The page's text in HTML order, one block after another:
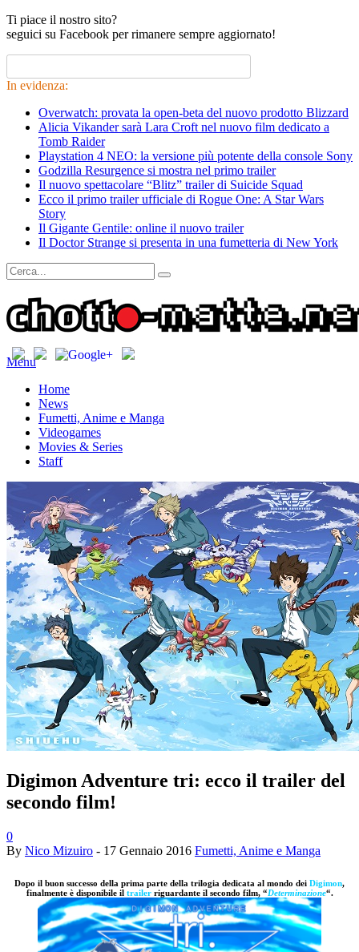
Ti piace il nostro sito?
seguici su Facebook per rimanere sempre aggiornato!
In evidenza:
Overwatch: provata la open-beta del nuovo prodotto Blizzard
Alicia Vikander sarà Lara Croft nel nuovo film dedicato a
Tomb Raider
Playstation 4 NEO: la versione più potente della console Sony
Godzilla Resurgence si mostra nel primo trailer
Il nuovo spettacolare “Blitz” trailer di Suicide Squad
Ecco il primo trailer ufficiale di Rogue One: A Star Wars
Story
Il Gigante Gentile: online il nuovo trailer
Il Doctor Strange si presenta in una fumetteria di New York
Menu
Home
News
Fumetti, Anime e Manga
Videogames
Movies & Series
Staff
Digimon Adventure tri: ecco il trailer del
secondo film!
0
By Nico Mizuiro - 17 Gennaio 2016 Fumetti, Anime e Manga
Dopo il buon successo della prima parte della trilogia dedicata al mondo dei Digimon,
finalmente è disponibile il trailerriguardante il secondo film, “Determinazione“.